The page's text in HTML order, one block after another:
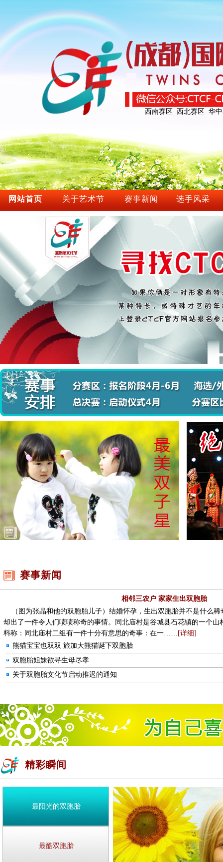
西南赛区 西北赛区 华
网站首页 关于艺术节 赛事新闻 选手风采
赛事新闻
相邻三农户 家家生出双胞胎
（图为张晶和他的双胞胎儿子）结婚怀孕，生出双胞胎并不是什么稀
却出了一件令人们啧啧称奇的事情。同北庙村是谷城县石花镇的一个山
料称：同北庙村二组有一件十分有意思的奇事：在一…… [详细]
熊猫宝宝也双双 旅加大熊猫诞下双胞胎
双胞胎姐妹欲寻生母尽孝
关于双胞胎文化节启动推迟的通知
精彩瞬间
最阳光的双胞胎
最酷双胞胎